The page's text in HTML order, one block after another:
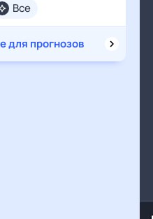
Все
для прогнозов